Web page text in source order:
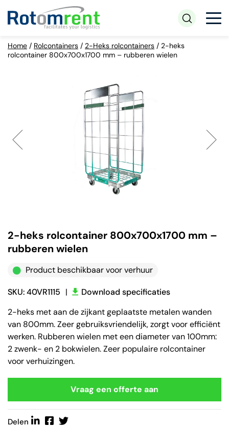
Home / Rolcontainers / 2-Heks rolcontainers / 2-heks
rolcontainer 800x700x1700 mm – rubberen wielen
2-heks rolcontainer 800x700x1700 mm –
rubberen wielen
Product beschikbaar voor verhuur
SKU: 40VR1115 |
Download specificaties
2-heks met aan de zijkant geplaatste metalen wanden
van 800mm. Zeer gebruiksvriendelijk, zorgt voor efficiënt
werken. Rubberen wielen met een diameter van 100mm:
2 zwenk- en 2 bokwielen. Zeer populaire rolcontainer
voor verhuizingen.
Vraag een offerte aan
Delen